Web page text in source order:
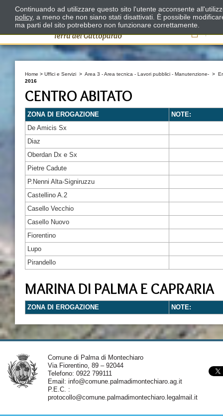
Il
Home > Uffici e Servizi > Area 3 - Area tecnica - Lavori pubblici - Manutenzione- >
2016
CENTRO ABITATO
ZONA DI EROGAZIONE
NOTE:
De Amicis Sx
Diaz
Oberdan Dx e Sx
Pietre Cadute
P.Nenni Alta-Signiruzzu
Castellino A.2
Casello Vecchio
Casello Nuovo
Fiorentino
Lupo
Pirandello
MARINA DI PALMA E CAPRARIA
ZONA DI EROGAZIONE NOTE:
Comune di Palma di Montechiaro
Via Fiorentino, 89 – 92044
Telefono: 0922 799111
Email: info@comune.palmadimontechiaro.ag.it
P.E.C. :
protocollo@comune.palmadimontechiaro.legalmail.it
Continuando ad utilizzare questo sito l'utente acconsente
policy, a meno che non siano stati disattivati. È possibile
ma parti del sito potrebbero non funzionare correttamente.